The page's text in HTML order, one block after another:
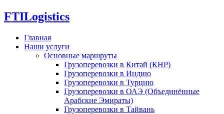
FTILogistics
Главная
Наши услуги
Основные маршруты
Грузоперевозки в Китай (КНР)
Грузоперевозки в Индию
Грузоперевозки в Турцию
Грузоперевозки в ОАЭ (Объединённые
Арабские Эмираты)
Грузоперевозки в Тайвань